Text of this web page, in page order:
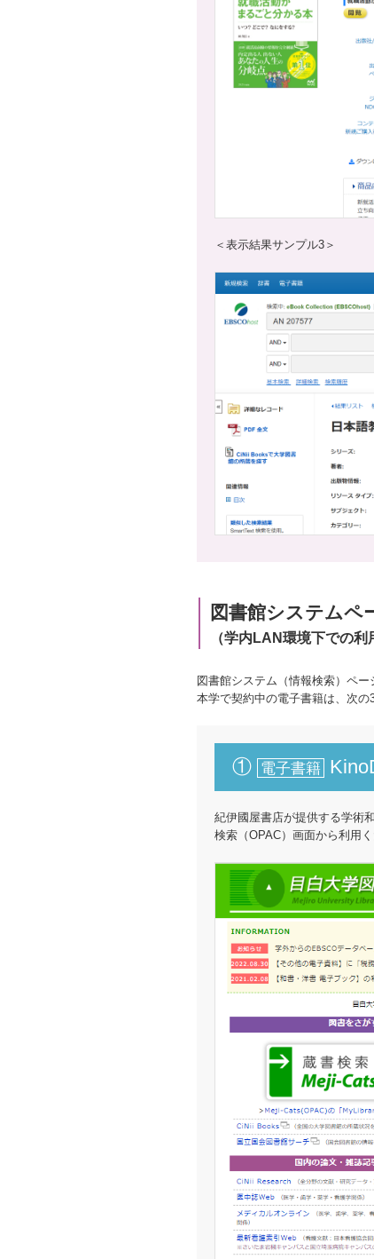
＜表示結果サンプル3＞
図書館システムペ
（学内LAN環境下での利
図書館システム（情報検索）ペー
本学で契約中の電子書籍は、次の
① 電子書籍
紀伊國屋書店が提供する学術
検索（OPAC）画面から利用く